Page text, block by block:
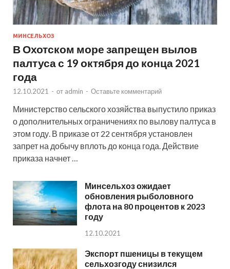
МИНСЕЛЬХОЗ
В Охотском море запрещен вылов
палтуса с 19 октября до конца 2021
года
12.10.2021 - от admin - Оставьте комментарий
Министерство сельского хозяйства выпустило приказ
о дополнительных ограничениях по вылову палтуса в
этом году. В приказе от 22 сентября установлен
запрет на добычу вплоть до конца года. Действие
приказа начнет …
Минсельхоз ожидает
обновления рыболовного
флота на 80 процентов к 2023
году
12.10.2021
Экспорт пшеницы в текущем
сельхозгоду снизился